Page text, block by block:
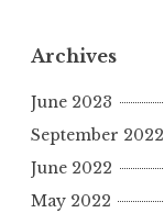
Archives
June 2023
September 2022
June 2022
May 2022